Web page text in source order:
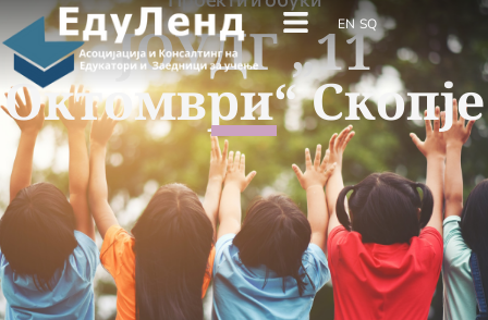
EN SQ
ЈОУДГ „11
Октомври“ Скопје